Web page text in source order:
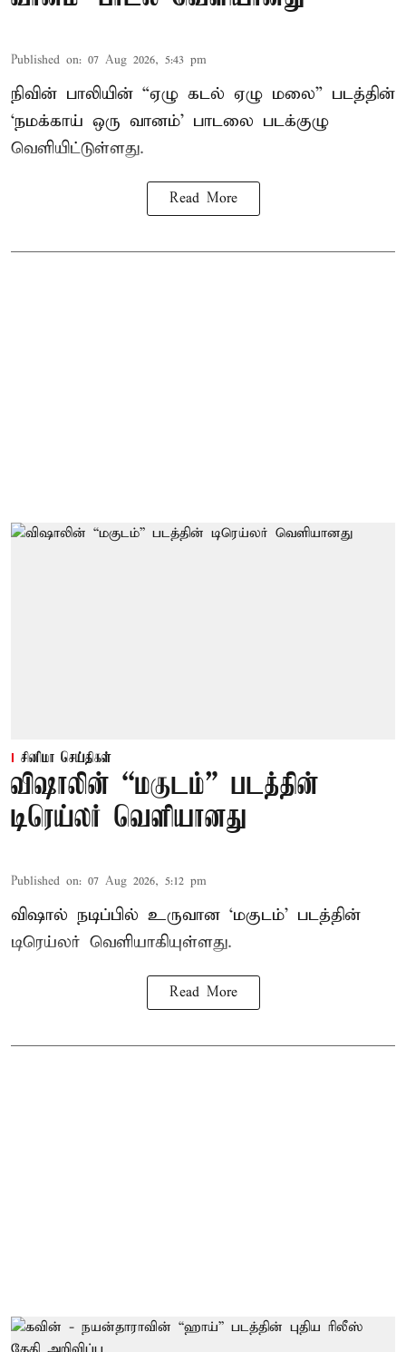
Published on: 07 Aug 2026, 5:43 pm
நிவின் பாலியின் “ஏழு கடல் ஏழு மலை” படத்தின்
‘நமக்காய் ஒரு வானம்’ பாடலை படக்குழு
வெளியிட்டுள்ளது.
Read More
சினிமா செய்திகள்
விஷாலின் “மகுடம்” படத்தின்
டிரெய்லர் வெளியானது
Published on: 07 Aug 2026, 5:12 pm
விஷால் நடிப்பில் உருவான ‘மகுடம்’ படத்தின்
டிரெய்லர் வெளியாகியுள்ளது.
Read More